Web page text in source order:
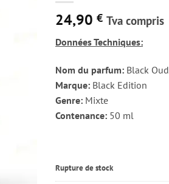
24,90 € Tva compris
Données Techniques:
Nom du parfum: Black Oud
Marque: Black Edition
Genre: Mixte
Contenance: 50 ml
Rupture de stock